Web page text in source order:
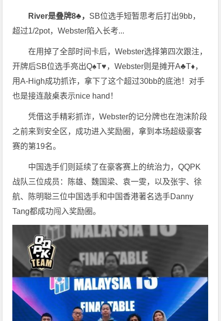
River是叠牌8♣， SB位选手短暂思考后打出9bb，
超过1/2pot，Webster陷入长考...
在用掉了全部时间卡后，Webster选择第四次跟注，
开牌后SB位选手亮出Q♠T♥，Webster则是摊开A♣T♦，
用A-High成功抓诈，拿下了这个超过30bb的底池！对手
也是接连敲桌表示nice hand！
凭借这手精彩抓诈，Webster的记分牌也在泡沫阶段
之前来到安全区，成功进入奖励圈，拿到本场超级豪客
赛的第19名。
中国选手们则延续了在豪客赛上的统治力，QQPK
战队三位成员：陈雄、魏国梁、袁一雯，以及张宇、徐
航、陈明聪三位中国选手和中国香港著名选手Danny
Tang都成功闯入奖励圈。